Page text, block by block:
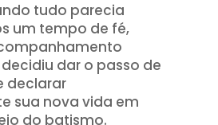
tudo parecia
um tempo de fé,
dar o passo de
declarar
sua nova vida em
do batismo.